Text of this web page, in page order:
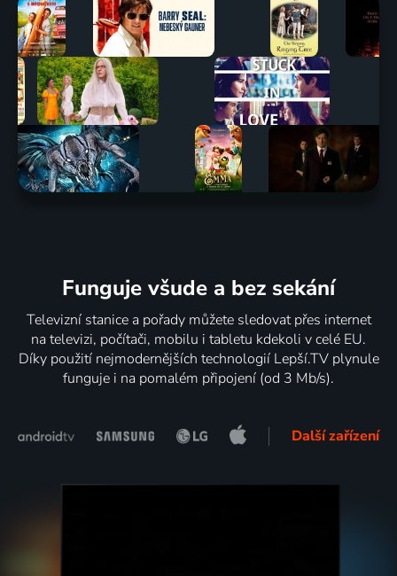
Funguje všude a bez sekání
Televizní stanice a pořady můžete sledovat přes internet
na televizi, počítači, mobilu i tabletu kdekoli v celé EU.
Díky použití nejmodernějších technologií Lepší.TV plynule
funguje i na pomalém připojení (od 3 Mb/s).
Další zařízení